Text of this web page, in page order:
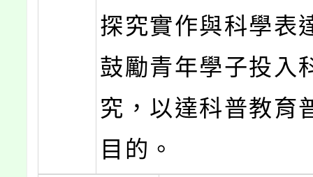
探究實作與科學表
鼓勵青年學子投入
究，以達科普教育
目的。